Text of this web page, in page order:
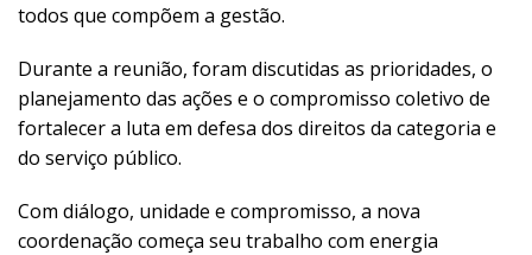
todos que compõem a gestão.
Durante a reunião, foram discutidas as prioridades, o
planejamento das ações e o compromisso coletivo de
fortalecer a luta em defesa dos direitos da categoria e
do serviço público.
Com diálogo, unidade e compromisso, a nova
coordenação começa seu trabalho com energia